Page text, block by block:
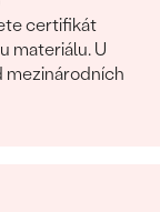
certifikát
materiálu. U
mezinárodních